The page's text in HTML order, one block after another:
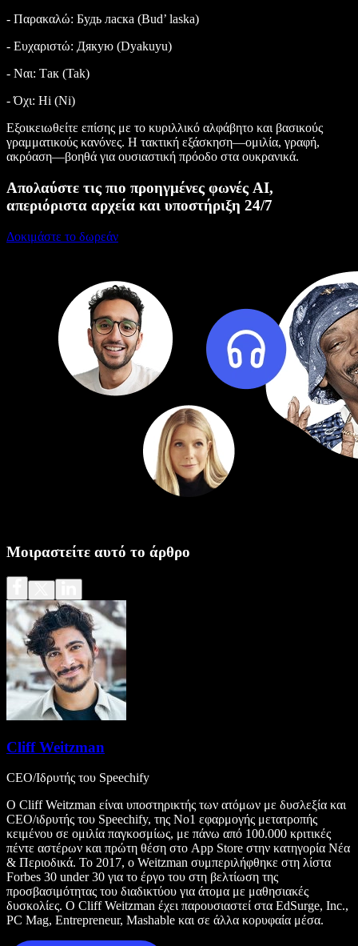
- Παρακαλώ: Будь ласка (Bud’ laska)
- Ευχαριστώ: Дякую (Dyakuyu)
- Ναι: Так (Tak)
- Όχι: Ні (Ni)
Εξοικειωθείτε επίσης με το κυριλλικό αλφάβητο και βασικούς
γραμματικούς κανόνες. Η τακτική εξάσκηση—ομιλία, γραφή,
ακρόαση—βοηθά για ουσιαστική πρόοδο στα ουκρανικά.
Απολαύστε τις πιο προηγμένες φωνές AI,
απεριόριστα αρχεία και υποστήριξη 24/7
Δοκιμάστε το δωρεάν
Μοιραστείτε αυτό το άρθρο
Cliff Weitzman
CEO/Ιδρυτής του Speechify
Ο Cliff Weitzman είναι υποστηρικτής των ατόμων με δυσλεξία και
CEO/ιδρυτής του Speechify, της Νο1 εφαρμογής μετατροπής
κειμένου σε ομιλία παγκοσμίως, με πάνω από 100.000 κριτικές
πέντε αστέρων και πρώτη θέση στο App Store στην κατηγορία Νέα
& Περιοδικά. Το 2017, ο Weitzman συμπεριλήφθηκε στη λίστα
Forbes 30 under 30 για το έργο του στη βελτίωση της
προσβασιμότητας του διαδικτύου για άτομα με μαθησιακές
δυσκολίες. Ο Cliff Weitzman έχει παρουσιαστεί στα EdSurge, Inc.,
PC Mag, Entrepreneur, Mashable και σε άλλα κορυφαία μέσα.